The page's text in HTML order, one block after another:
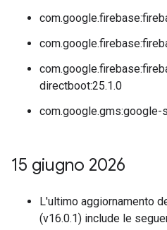
directboot:25.1.0
com.google.gms:google-
15 giugno 2026
L'ultimo aggiornamento
(v16.0.1) include le